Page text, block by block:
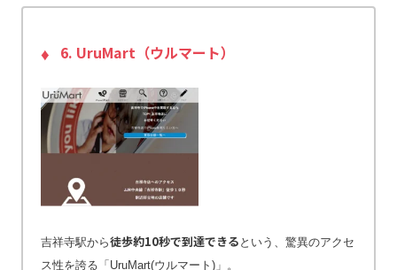
6. UruMart（ウルマート）
吉祥寺駅から徒歩約10秒で到達できる という、驚異のアクセ
ス性を誇る「UruMart(ウルマート)」。